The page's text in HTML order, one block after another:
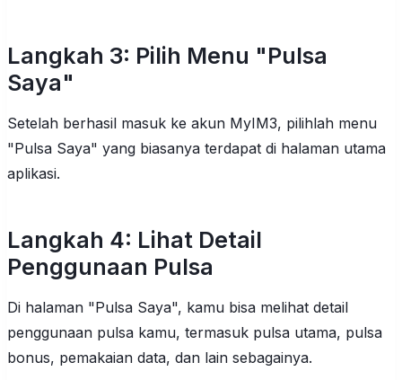
Langkah 3: Pilih Menu "Pulsa
Saya"
Setelah berhasil masuk ke akun MyIM3, pilihlah menu
"Pulsa Saya" yang biasanya terdapat di halaman utama
aplikasi.
Langkah 4: Lihat Detail
Penggunaan Pulsa
Di halaman "Pulsa Saya", kamu bisa melihat detail
penggunaan pulsa kamu, termasuk pulsa utama, pulsa
bonus, pemakaian data, dan lain sebagainya.